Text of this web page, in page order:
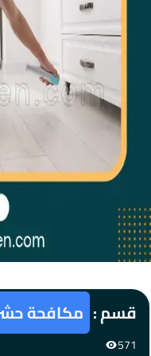
قسم : مكافحة
571